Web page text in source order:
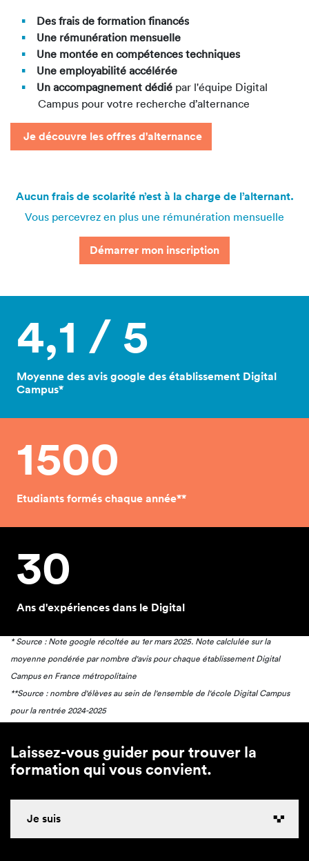
Des frais de formation financés
Une rémunération mensuelle
Une montée en compétences techniques
Une employabilité accélérée
Un accompagnement dédié par l'équipe Digital
Campus pour votre recherche d’alternance
Je découvre les offres d'alternance
Aucun frais de scolarité n’est à la charge de l’alternant.
Vous percevrez en plus une rémunération mensuelle
Démarrer mon inscription
4,1 / 5
Moyenne des avis google des établissement Digital
Campus*
1500
Etudiants formés chaque année**
30
Ans d'expériences dans le Digital
* Source : Note google récoltée au 1er mars 2025. Note calclulée sur la
moyenne pondérée par nombre d'avis pour chaque établissement Digital
Campus en France métropolitaine
**Source : nombre d'élèves au sein de l'ensemble de l'école Digital Campus
pour la rentrée 2024-2025
Laissez-vous guider pour trouver la
formation qui vous convient.
Je suis